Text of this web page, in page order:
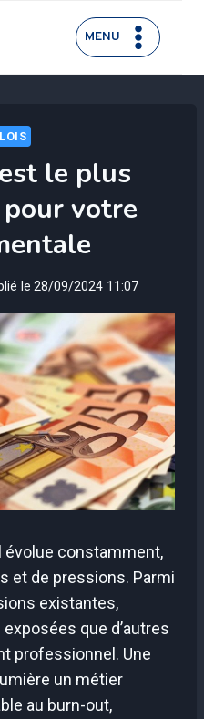
MENU
le plus
votre
le 28/09/2024 11:07
constamment,
et de pressions. Parmi
existantes,
que d’autres
professionnel. Une
un métier
au burn-out,